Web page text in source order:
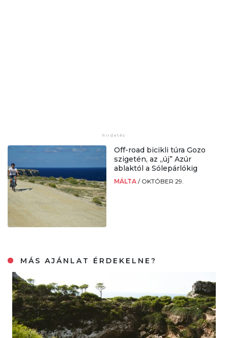
Off-road bicikli túra Gozo
szigetén, az „új” Azúr
ablaktól a Sólepárlókig
MÁLTA / OKTÓBER 29.
MÁS AJÁNLAT ÉRDEKELNE?